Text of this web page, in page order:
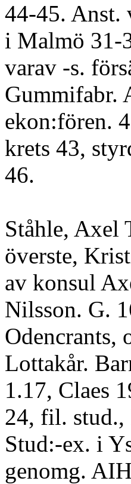
44-45. Anst.
i Malmö 31-
varav -s.
Gummifabr.
ekon:fören.
krets 43,
46.
Ståhle, Axel
överste,
av konsul
Nilsson. G.
Odencrants,
Lottakår.
1.17, Claes
24, fil.
Stud:-ex. i
genomg.